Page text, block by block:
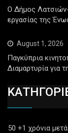
Ο Δήμος
εργασίας της
August 1, 2026
Παγκύπρια
Διαμαρτυρία για
50 +1 χρόνια μετά